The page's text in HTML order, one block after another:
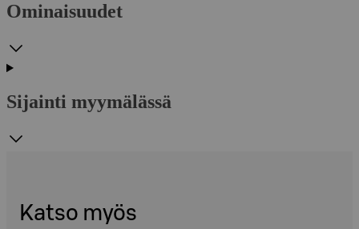
Ominaisuudet
Sijainti myymälässä
Katso myös